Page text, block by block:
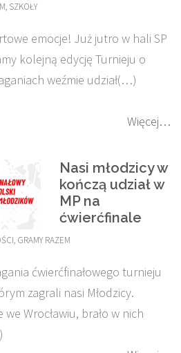
, SZKOŁY
emocje! Już jutro w hali SP
kolejną edycję Turnieju o
weźmie udział(…)
Więcej…
Nasi młodzicy w
kończą udział w
MP na
ćwierćfinale
, GRAMY RAZEM
ćwierćfinałowego turnieju
zagrali nasi Młodzicy.
we Wrocławiu, brało w nich